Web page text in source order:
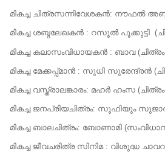
മികച്ച ചിത്രസന്നിവേശകന്‍: നൗഫല്‍
മികച്ച ശബ്ദലേഖകന്‍ : റസൂല്‍ പൂക്കുട്ടി
മികച്ച കലാസംവിധായകന്‍ : ബാവ
മികച്ച മേക്കപ്പ്മാന്‍ : സുധി സുരേന്ദ്രന്‍
മികച്ച വസ്ത്രാലങ്കാരം: മഹര്‍ ഹംസ
മികച്ച ജനപ്രിയചിത്രം: സൂഫിയും
മികച്ച ബാലചിത്രം: ബോണാമി
മികച്ച ജീവചരിത്ര സിനിമ : വിശുദ്ധ